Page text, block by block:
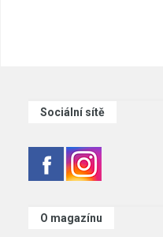
Sociální sítě
O magazínu